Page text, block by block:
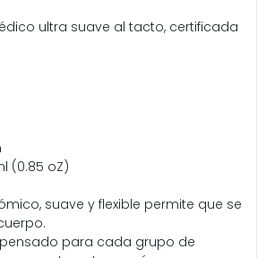
ultra suave al tacto, certificada
(0.85 oZ)
suave y flexible permite que se
para cada grupo de